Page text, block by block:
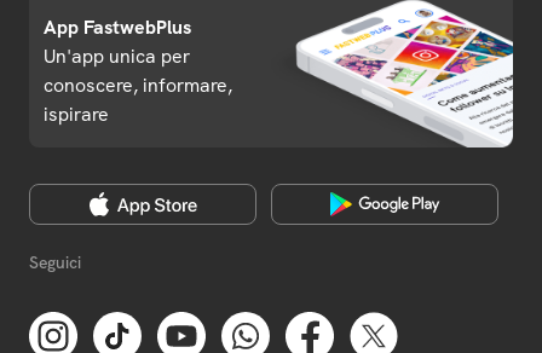
App FastwebPlus
Un'app unica per
conoscere, informare,
ispirare
Seguici